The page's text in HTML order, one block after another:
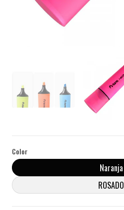
Color
Naranja
ROSADO